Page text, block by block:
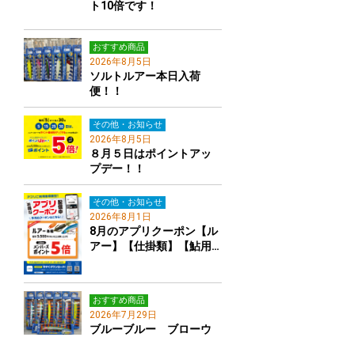
ト10倍です！
おすすめ商品
2026年8月5日
ソルトルアー本日入荷
便！！
その他・お知らせ
2026年8月5日
８月５日はポイントアッ
プデー！！
その他・お知らせ
2026年8月1日
8月のアプリクーポン【ル
アー】【仕掛類】【鮎用…
おすすめ商品
2026年7月29日
ブルーブルー ブローウ